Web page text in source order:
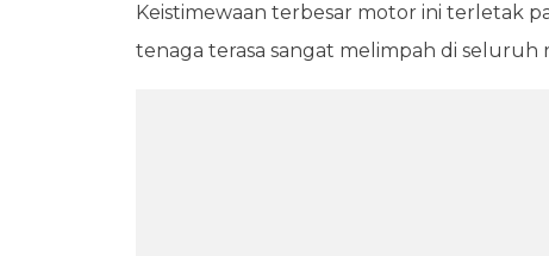
Keistimewaan terbesar motor ini terletak
tenaga terasa sangat melimpah di seluruh